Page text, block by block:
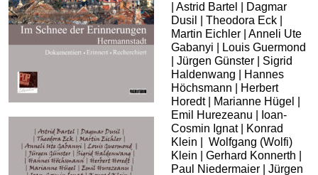
| Astrid Bartel | Dagmar
Dusil | Theodora Eck |
Martin Eichler | Anneli Ute
Gabanyi | Louis Guermond
| Jürgen Günster | Sigrid
Haldenwang | Hannes
Höchsmann | Herbert
Horedt | Marianne Hügel |
Emil Hurezeanu | Ioan-
Cosmin Ignat | Konrad
Klein | Wolfgang (Wolfi)
Klein | Gerhard Konnerth |
Paul Niedermaier | Jürgen